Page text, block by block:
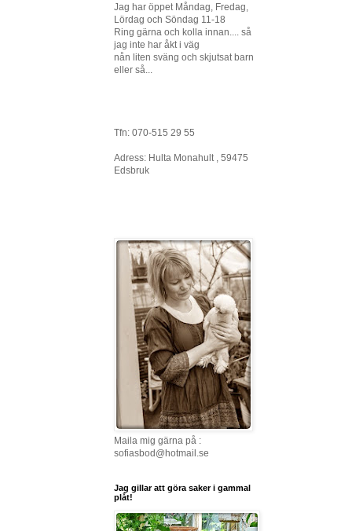
Jag har öppet Måndag, Fredag,
Lördag och Söndag 11-18
Ring gärna och kolla innan.... så
jag inte har åkt i väg
nån liten sväng och skjutsat barn
eller så...
Tfn: 070-515 29 55
Adress: Hulta Monahult , 59475
Edsbruk
Maila mig gärna på :
sofiasbod@hotmail.se
Jag gillar att göra saker i gammal
plåt!